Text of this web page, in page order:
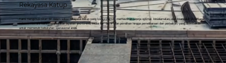
Rekayasa Katup
Kami mengkhususkan diri dalam solusi rekayasa katup yang komprehensif, memastikan kinerja optimal, keselamatan, dan keandalan di berbagai
industri. Tim ahli kami menyediakan layanan end-to-end, mulai dari desain dan pemilihan hingga pemeliharaan dan perbaikan, yang disesuaikan
untuk memenuhi kebutuhan operasional anda.